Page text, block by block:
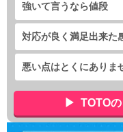
強いて言うなら値段
対応が良く満足出来た
悪い点はとくにありま
TOTO